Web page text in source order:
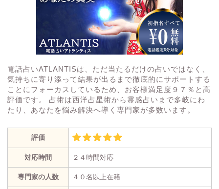
電話占いATLANTISは、ただ当たるだけの占いではなく、
気持ちに寄り添って結果が出るまで徹底的にサポートする
ことにフォーカスしているため、お客様満足度９７％と高
評価です。 占術は西洋占星術から霊感占いまで多岐にわ
たり、あなたを悩み解決へ導く専門家が多数います。
評価
対応時間 ２４時間対応
専門家の人数 ４０名以上在籍